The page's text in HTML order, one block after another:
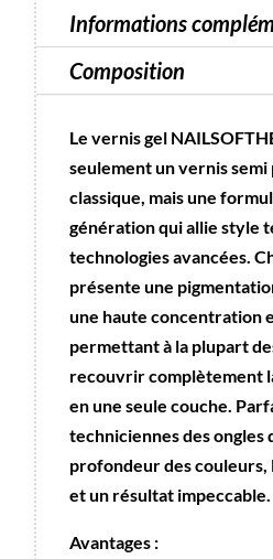
sans
Hema
-
NOTD
Informations
Composition
Le vernis gel
seulement un vernis
classique, mais une
génération qui allie style
technologies avancées.
présente une
une haute concentration
permettant à la plupart
recouvrir complètement
en une seule couche.
techniciennes des ongles
profondeur des
et un résultat impeccable.
Avantages :